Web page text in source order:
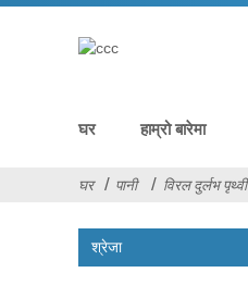
घर हाम्रो बारेमा
घर पानी विरल दुर्लभ पृथ्वी
श्रेजा